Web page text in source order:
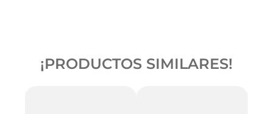
¡PRODUCTOS SIMILARES!